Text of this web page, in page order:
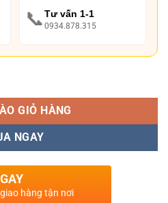
📞Tư vấn 1-1
0934.878.315
GIỎ HÀNG
NGAY
hàng tận nơi